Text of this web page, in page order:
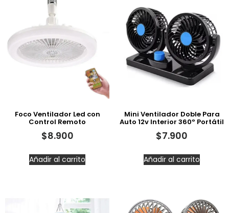
Foco Ventilador Led con
Control Remoto
$8.900
Añadir al carrito
Mini Ventilador Doble Para
Auto 12v Interior 360º Portátil
$7.900
Añadir al carrito